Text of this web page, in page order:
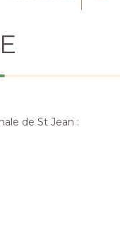
de St Jean :